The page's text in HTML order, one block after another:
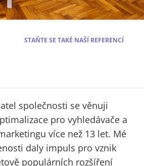
STAŇTE SE TAKÉ NAŠÍ REFERENCÍ
společnosti se věnuji
pro vyhledávače a
více než 13 let. Mé
daly impuls pro vznik
populárních rozšíření